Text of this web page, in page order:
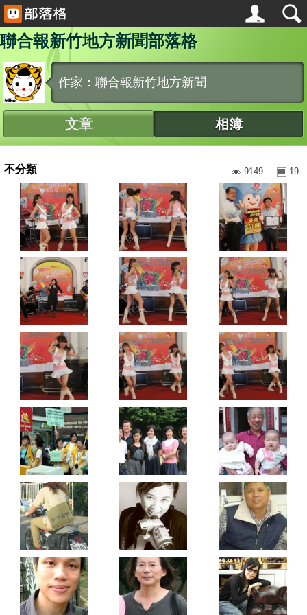
聯合報新竹地方新聞部落格
作家：聯合報新竹地方新聞
文章 相簿
不分類 19
9149